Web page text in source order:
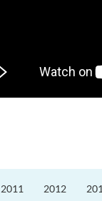
2011 2012